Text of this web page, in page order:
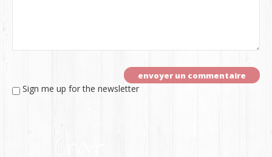
Sign me up for the newsletter